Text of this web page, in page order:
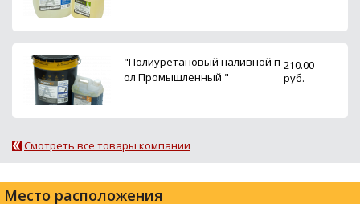
"Полиуретановый наливной п
ол Промышленный "
210.00
руб.
Смотреть все товары компании
Место расположения